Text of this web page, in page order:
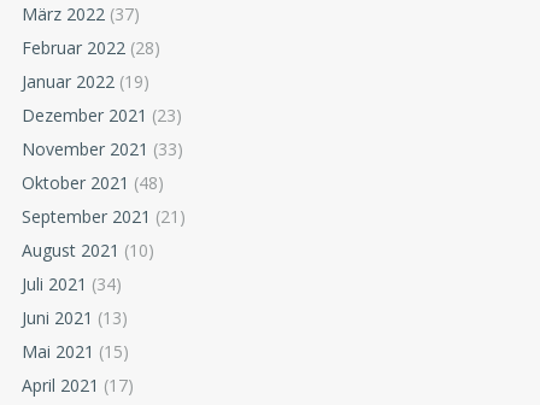
März 2022 (37)
Februar 2022 (28)
Januar 2022 (19)
Dezember 2021 (23)
November 2021 (33)
Oktober 2021 (48)
September 2021 (21)
August 2021 (10)
Juli 2021 (34)
Juni 2021 (13)
Mai 2021 (15)
April 2021 (17)